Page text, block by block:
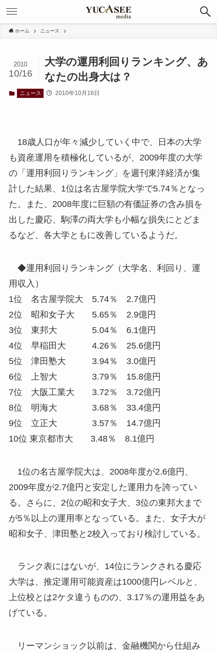
ホーム ニュース
大学の運用利回りランキング、あ
なたの出身大は？
2010
10/16
ニュース 2010年10月16日
18歳人口が年々減少していく中で、日本の大学
も資産運用を積極化しているが、2009年度の大学
の「運用利回りランキング」を週刊東洋経済が集
計した結果、1位は名古屋学院大学で5.74％となっ
た。また、2008年度に巨額の有価証券の含み損を
出した慶応、駒澤の両大学も小幅な損失にとどま
るなど、各大学ともに改善しているようだ。
◆運用利回りランキング（大学名、利回り、運
用収入）
1位 名古屋学院大 5.74％ 2.7億円
2位 昭和女子大 5.65％ 2.9億円
3位 東邦大 5.04％ 6.1億円
4位 早稲田大 4.26％ 25.6億円
5位 津田塾大 3.94％ 3.0億円
6位 上智大 3.79％ 15.8億円
7位 大阪工業大 3.72％ 3.72億円
8位 明海大 3.68％ 33.4億円
9位 立正大 3.57％ 14.7億円
10位 東京都市大 3.48％ 8.1億円
1位の名古屋学院大は、2008年度が2.6億円、
2009年度が2.7億円と安定した運用力を誇ってい
る。さらに、2位の昭和女子大、3位の東邦大まで
が5％以上の運用率となっている。また、女子大が
昭和女子、津田塾と2校入っており検討している。
ランク表にはないが、14位にランクされる慶応
大学は、推定運用可能資産は1000億円レベルと、
上位校とは2ケタ違うものの、3.17％の運用益をあ
げている。
リーマンショック以前は、金融機関から仕組み